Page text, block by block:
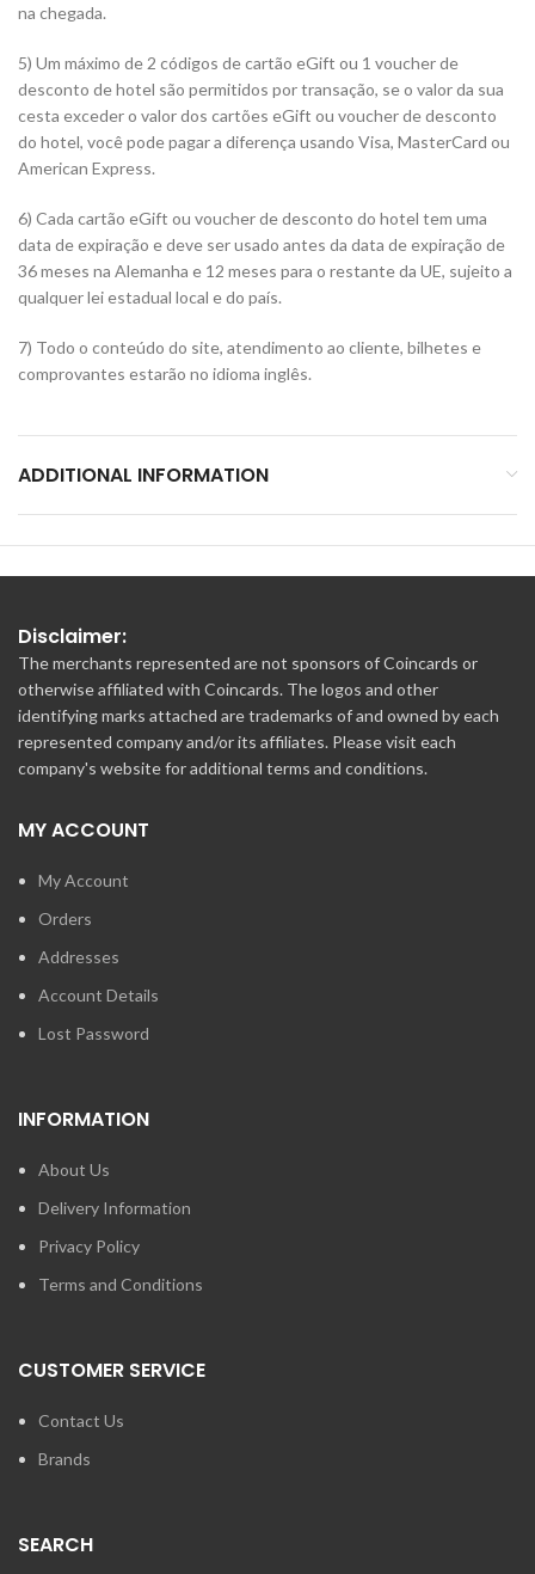
na chegada.
5) Um máximo de 2 códigos de cartão eGift ou 1 voucher de
desconto de hotel são permitidos por transação, se o valor da sua
cesta exceder o valor dos cartões eGift ou voucher de desconto
do hotel, você pode pagar a diferença usando Visa, MasterCard ou
American Express.
6) Cada cartão eGift ou voucher de desconto do hotel tem uma
data de expiração e deve ser usado antes da data de expiração de
36 meses na Alemanha e 12 meses para o restante da UE, sujeito a
qualquer lei estadual local e do país.
7) Todo o conteúdo do site, atendimento ao cliente, bilhetes e
comprovantes estarão no idioma inglês.
ADDITIONAL INFORMATION
Disclaimer:
The merchants represented are not sponsors of Coincards or
otherwise affiliated with Coincards. The logos and other
identifying marks attached are trademarks of and owned by each
represented company and/or its affiliates. Please visit each
company's website for additional terms and conditions.
MY ACCOUNT
My Account
Orders
Addresses
Account Details
Lost Password
INFORMATION
About Us
Delivery Information
Privacy Policy
Terms and Conditions
CUSTOMER SERVICE
Contact Us
Brands
SEARCH